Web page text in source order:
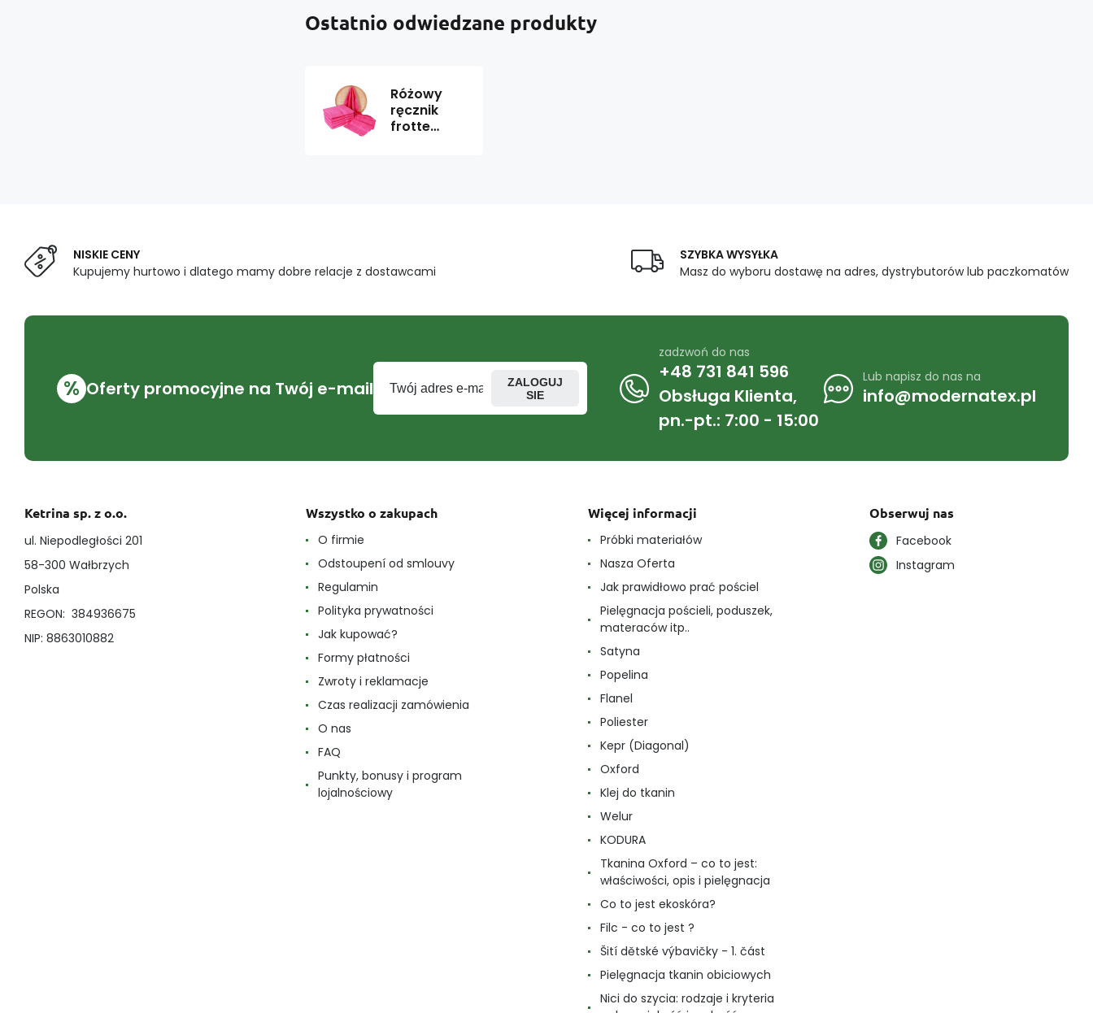
Ostatnio odwiedzane produkty
Różowy
ręcznik
frotte
NISKIE CENY
Kupujemy hurtowo i dlatego mamy dobre relacje z dostawcami
SZYBKA WYSYŁKA
Masz do wyboru dostawę na adres, dystrybutorów lub paczkomatów
% Oferty promocyjne na Twój e-mail
ZALOGUJ
SIE
zadzwoń do nas
+48 731 841 596
Obsługa Klienta,
pn.-pt.: 7:00 - 15:00
Lub napisz do nas na
info@modernatex.pl
Ketrina sp. z o.o.
ul. Niepodległości 201
58-300 Wałbrzych
Polska
REGON: 384936675
NIP: 8863010882
Wszystko o zakupach
O firmie
Odstoupení od smlouvy
Regulamin
Polityka prywatności
Jak kupować?
Formy płatności
Zwroty i reklamacje
Czas realizacji zamówienia
O nas
FAQ
Punkty, bonusy i program
lojalnościowy
Więcej informacji
Próbki materiałów
Nasza Oferta
Jak prawidłowo prać pościel
Pielęgnacja pościeli, poduszek,
materaców itp..
Satyna
Popelina
Flanel
Poliester
Kepr (Diagonal)
Oxford
Klej do tkanin
Welur
KODURA
Tkanina Oxford – co to jest:
właściwości, opis i pielęgnacja
Co to jest ekoskóra?
Filc - co to jest ?
Šití dětské výbavičky - 1. část
Pielęgnacja tkanin obiciowych
Nici do szycia: rodzaje i kryteria
Obserwuj nas
Facebook
Instagram